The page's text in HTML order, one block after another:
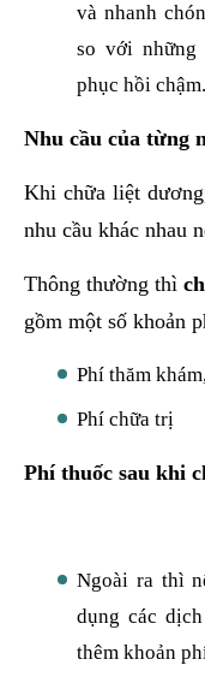
và nhanh
so với những
phục hồi chậm.
Nhu cầu của từng
Khi chữa liệt
nhu cầu khác nhau
Thông thường thì
gồm một số khoản
Phí thăm
Phí chữa trị
Phí thuốc sau khi
Ngoài ra thì
dụng các
thêm khoản